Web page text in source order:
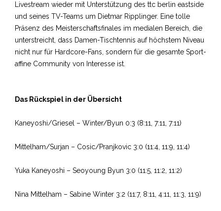
Livestream wieder mit Unterstützung des ttc berlin eastside
und seines TV-Teams um Dietmar Ripplinger. Eine tolle
Präsenz des Meisterschaftsfinales im medialen Bereich, die
unterstreicht, dass Damen-Tischtennis auf höchstem Niveau
nicht nur für Hardcore-Fans, sondern für die gesamte Sport-
affine Community von Interesse ist.
Das Rückspiel in der Übersicht
Kaneyoshi/Griesel – Winter/Byun 0:3 (8:11, 7:11, 7:11)
Mittelham/Surjan – Cosic/Pranjkovic 3:0 (11:4, 11:9, 11:4)
Yuka Kaneyoshi – Seoyoung Byun 3:0 (11:5, 11:2, 11:2)
Nina Mittelham – Sabine Winter 3:2 (11:7, 8:11, 4:11, 11:3, 11:9)